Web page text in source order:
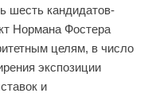
шесть кандидатов-
Нормана Фостера
целям, в число
экспозиции
и